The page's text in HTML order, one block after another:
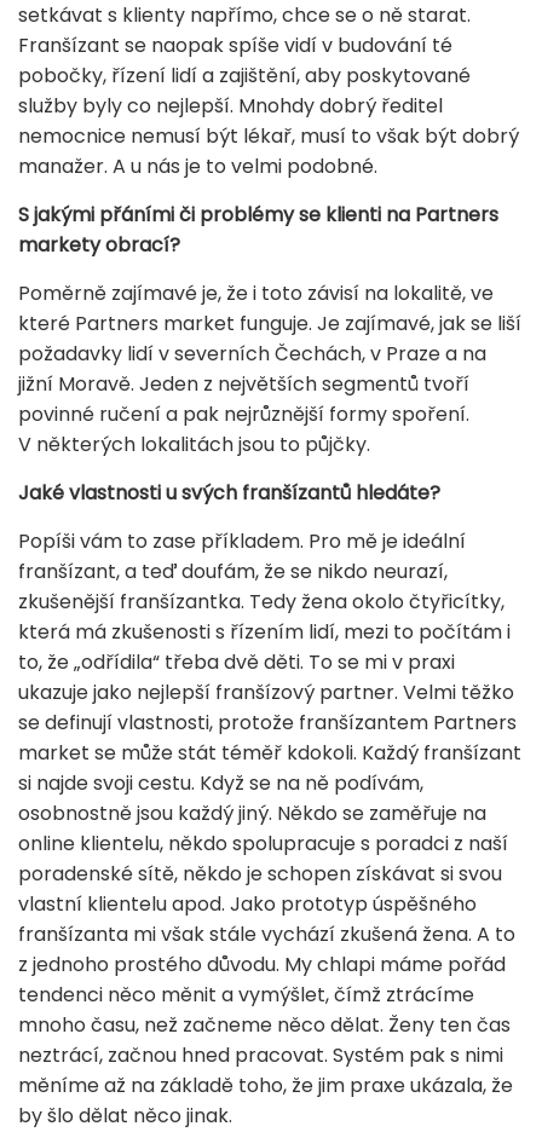
setkávat s klienty napřímo, chce se o ně starat.
Franšízant se naopak spíše vidí v budování té
pobočky, řízení lidí a zajištění, aby poskytované
služby byly co nejlepší. Mnohdy dobrý ředitel
nemocnice nemusí být lékař, musí to však být dobrý
manažer. A u nás je to velmi podobné.
S jakými přáními či problémy se klienti na Partners
markety obrací?
Poměrně zajímavé je, že i toto závisí na lokalitě, ve
které Partners market funguje. Je zajímavé, jak se liší
požadavky lidí v severních Čechách, v Praze a na
jižní Moravě. Jeden z největších segmentů tvoří
povinné ručení a pak nejrůznější formy spoření.
V některých lokalitách jsou to půjčky.
Jaké vlastnosti u svých franšízantů hledáte?
Popíši vám to zase příkladem. Pro mě je ideální
franšízant, a teď doufám, že se nikdo neurazí,
zkušenější franšízantka. Tedy žena okolo čtyřicítky,
která má zkušenosti s řízením lidí, mezi to počítám i
to, že „odřídila“ třeba dvě děti. To se mi v praxi
ukazuje jako nejlepší franšízový partner. Velmi těžko
se definují vlastnosti, protože franšízantem Partners
market se může stát téměř kdokoli. Každý franšízant
si najde svoji cestu. Když se na ně podívám,
osobnostně jsou každý jiný. Někdo se zaměřuje na
online klientelu, někdo spolupracuje s poradci z naší
poradenské sítě, někdo je schopen získávat si svou
vlastní klientelu apod. Jako prototyp úspěšného
franšízanta mi však stále vychází zkušená žena. A to
z jednoho prostého důvodu. My chlapi máme pořád
tendenci něco měnit a vymýšlet, čímž ztrácíme
mnoho času, než začneme něco dělat. Ženy ten čas
neztrácí, začnou hned pracovat. Systém pak s nimi
měníme až na základě toho, že jim praxe ukázala, že
by šlo dělat něco jinak.